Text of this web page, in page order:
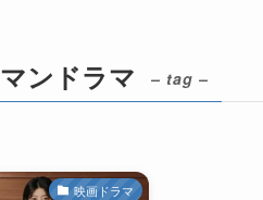
ンドラマ – tag –
映画ドラマ